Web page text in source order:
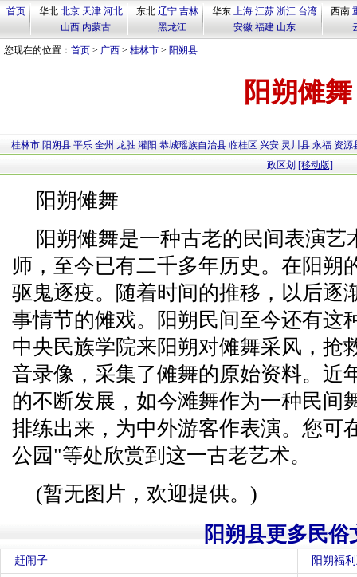
首页 华北 北京 天津 河北
山西 内蒙古
东北 辽宁 吉林
黑龙江
华东 上海 江苏 浙江 台湾
安徽 福建 山东
西南
您现在的位置： 首页 > 广西 > 桂林市 > 阳朔县
阳朔傩舞
桂林市 阳朔县 平乐 全州 龙胜 灌阳 恭城瑶族自治县 临桂区 兴安 灵川县 永福 资源
政区划 [移动版]
阳朔傩舞
阳朔傩舞是一种古老的民间表演
师，至今已有二千多年历史。在阳朔
驱鬼逐疫。随着时间的推移，以后逐
事情节的傩戏。阳朔民间至今还有这
中央民族学院来阳朔对傩舞采风，抢
音录像，采集了傩舞的原始资料。近
的不断发展，如今滩舞作为一种民间
排练出来，为中外游客作表演。您可
公园"等处欣赏到这一古老艺术。
(暂无图片，欢迎提供。)
阳朔县更多民俗
赶闹子 阳朔福